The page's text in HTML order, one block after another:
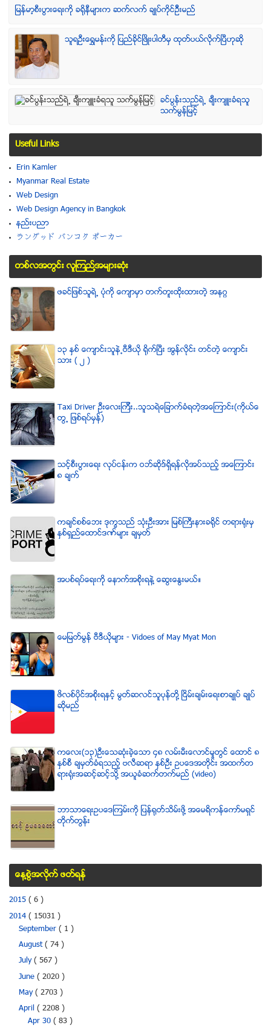
ျမန္မာ့စီးပြားေရးကို ခရိုနီမ်ားက ဆက္လက္ ခ်ဳပ္ကိုင္ဥိီးမည္
သူရဦးေရႊမန္းကို ျပည္ခိုင္ျဖိဳးပါတီမွ ထုတ္ပယ္လိုက္ျပီဟုဆို
ခင္ပြန္းသည္ရဲ႕ ခ်ီးက်ဴးခံရသူ
သက္မြန္ျမင့္
Useful Links
Erin Kamler
Myanmar Real Estate
Web Design
Web Design Agency in Bangkok
နည္းပညာ
ラングッド バンコク ポーカー
တစ္လအတြင္း လူၾကည္႔အမ်ားဆံုး
ဖခင္ျဖစ္သူရဲ႕ ပံုကို ေက်ာမွာ တက္တူးထိုးထားတဲ့ အနဂၢ
၁၃ ႏွစ္ ေက်ာင္းသူနဲ႕ဗီဒီယို ရိုက္ျပီး အြန္လိုင္း တင္တဲ့ ေက်ာင္း
သား ( ၂ )
Taxi Driver ဦးေလးၾကီး..သူသရဲေျခာက္ခံရတဲ့အေၾကာင္း(ကိုယ္ေ
တြ႕ ျဖစ္ရပ္မွန္)
သင့္စီးပြားေရး လုပ္ငန္းက ဝဘ္ဆိုဒ္ရွိရန္လိုအပ္သည့္ အေၾကာင္း
၈ ခ်က္
ကခ်င္စစ္ေဘး ဒုကၡသည္ သံုးဦးအား ျမစ္ႀကီးနားခရိုင္ တရားရံုးမွ
ႏွစ္ရွည္ေထာင္ဒဏ္မ်ား ခ်မွတ္
အပစ္ရပ္ေရးကို ေနာက္အစိုးရနဲ႔ ေဆြးေႏြးမယ္။
ေမျမတ္မြန္ ဗီဒီယုိမ်ား - Vidoes of May Myat Mon
ဖိလစ္ပိုင္အစိုးရႏွင့္ မြတ္ဆလင္သူပုန္တို႔ ၿငိမ္းခ်မ္းေရးစာခ်ဳပ္ ခ်ဳပ္
ဆိုမည္
ကေလး(၁၃)ဦးေသဆံုးခဲ့ေသာ ၄၈ လမ္းမီးေလာင္မႈတြင္ ေထာင္ ၈
ႏွစ္စီ ခ်မွတ္ခံရသည့္ ဗလီဆရာ ႏွစ္ဦး ဥပေဒအတိုင္း အထက္တ
ရားရံုးအဆင့္ဆင့္သို႔ အယူခံဆက္တက္မည္ (video)
ဘာသာေရးဥပေဒၾကမ္းကို ျပန္ရုတ္သိမ္းဖို႔ အေမရိကန္ေကာ္မရွင္
တိုက္တြန္း
ေန႔စြဲအလိုက္ ဖတ္ရန္
2015 ( 6 )
2014 ( 15031 )
September ( 1 )
August( 74 )
July( 567 )
June ( 2020 )
May( 2703 )
April ( 2208 )
Apr 30( 83 )